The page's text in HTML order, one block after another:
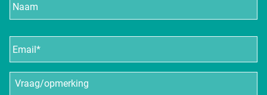
E-
mailadres
Vraag/opmerking